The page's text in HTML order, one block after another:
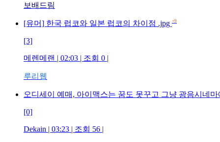
보배드림
[유머] 한국 럽코와 일본 럽코의 차이점 .jpg +9
[3]
메렌메랜 | 02:03 | 조회 0 |
루리웹
오디세이 예매, 아이맥스는 꿈도 못꾸고 그냥 광음시네마
[0]
Dekain | 03:23 | 조회 56 |